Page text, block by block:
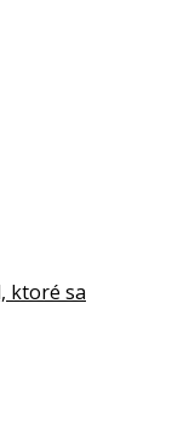
ktoré sa